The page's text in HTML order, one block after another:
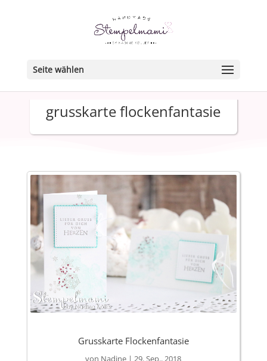
Seite wählen
grusskarte flockenfantasie
Grusskarte Flockenfantasie
von Nadine |29. Sep.. 2018